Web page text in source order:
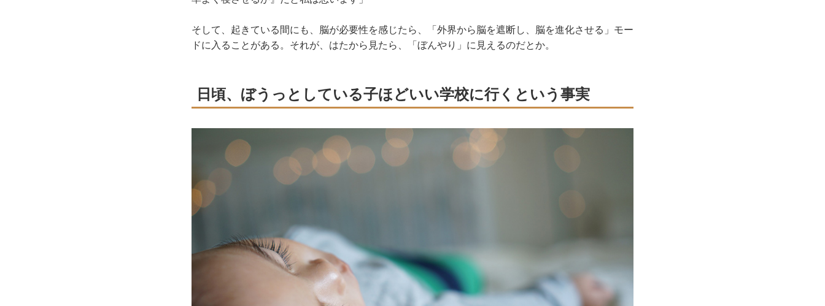
そして、起きている間にも、脳が必要性を感じたら、「外界から脳を遮断し、脳を進化させる」モー
ドに入ることがある。それが、はたから見たら、「ぼんやり」に見えるのだとか。
日頃、ぼうっとしている子ほどいい学校に行くという事実